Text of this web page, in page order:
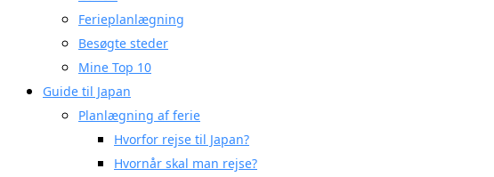
Ferieplanlægning
Besøgte steder
Mine Top 10
Guide til Japan
Planlægning af ferie
Hvorfor rejse til Japan?
Hvornår skal man rejse?